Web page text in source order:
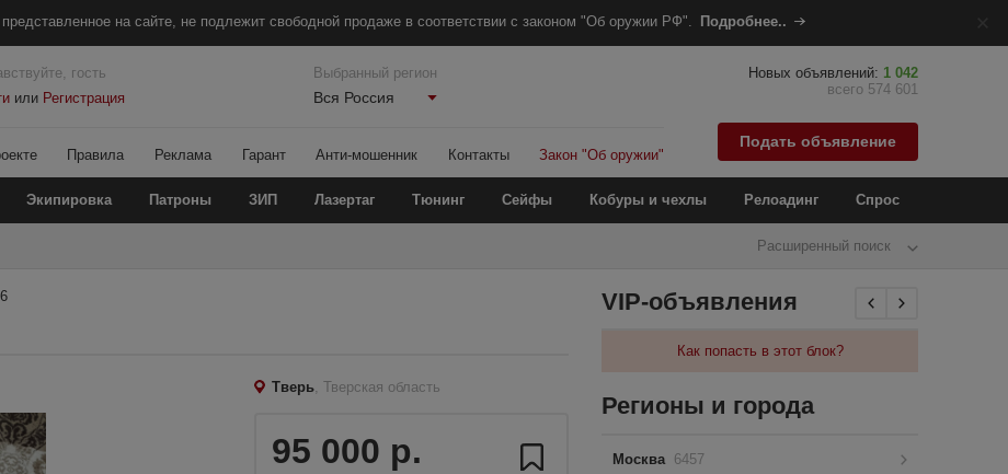
на сайте, не подлежит свободной продаже в соответствии с законом "Об оружии РФ". Подробнее..
гость
или Регистрация
Выбранный регион
Вся Россия
Правила Реклама Гарант Анти-мошенник Контакты Закон "Об оружии"
Новых объявлений: 1 042
всего 574 601
Подать объявление
Экипировка Патроны ЗИП Лазертаг Тюнинг Сейфы Кобуры и чехлы Релоадинг Спрос
Расширенный поиск
Тверь, Тверская область
95 000 р.
VIP-объявления
Как попасть в этот блок?
Регионы и города
Москва 6457